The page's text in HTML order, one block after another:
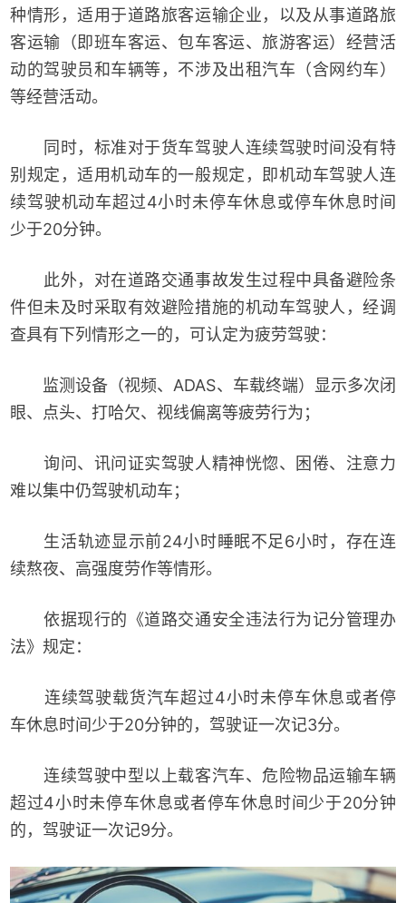
种情形，适用于道路旅客运输企业，以及从事道路旅
客运输（即班车客运、包车客运、旅游客运）经营活
动的驾驶员和车辆等，不涉及出租汽车（含网约车）
等经营活动。
同时，标准对于货车驾驶人连续驾驶时间没有特
别规定，适用机动车的一般规定，即机动车驾驶人连
续驾驶机动车超过4小时未停车休息或停车休息时间
少于20分钟。
此外，对在道路交通事故发生过程中具备避险条
件但未及时采取有效避险措施的机动车驾驶人，经调
查具有下列情形之一的，可认定为疲劳驾驶：
监测设备（视频、ADAS、车载终端）显示多次闭
眼、点头、打哈欠、视线偏离等疲劳行为；
询问、讯问证实驾驶人精神恍惚、困倦、注意力
难以集中仍驾驶机动车；
生活轨迹显示前24小时睡眠不足6小时，存在连
续熬夜、高强度劳作等情形。
依据现行的《道路交通安全违法行为记分管理办
法》规定：
连续驾驶载货汽车超过4小时未停车休息或者停
车休息时间少于20分钟的，驾驶证一次记3分。
连续驾驶中型以上载客汽车、危险物品运输车辆
超过4小时未停车休息或者停车休息时间少于20分钟
的，驾驶证一次记9分。